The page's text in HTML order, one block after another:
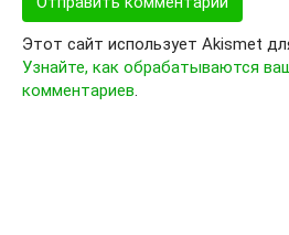
Этот сайт использует Akismet
Узнайте, как обрабатываются
комментариев.